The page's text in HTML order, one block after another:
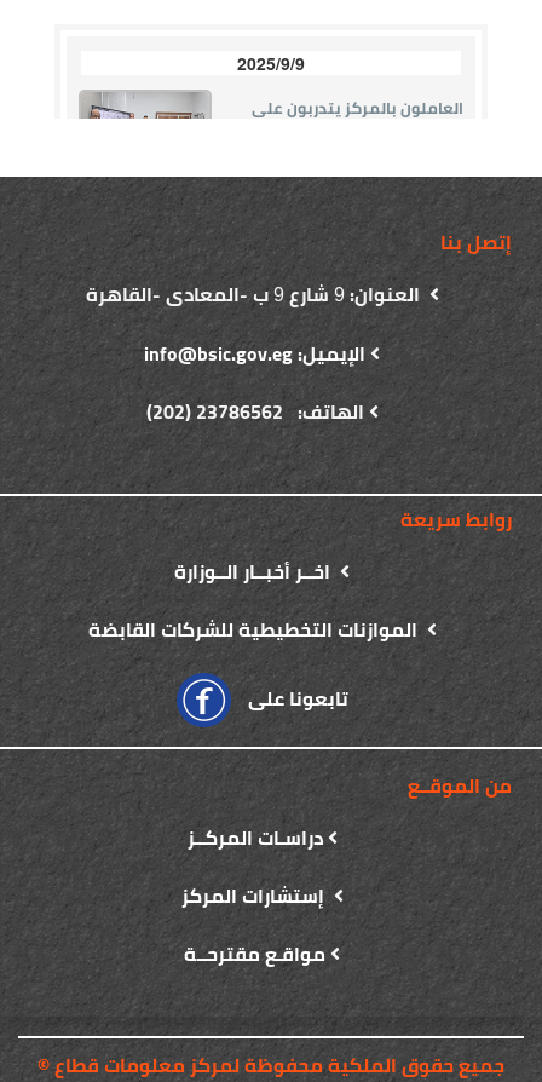
إتصل بنا
العنوان:9شارع9ب -المعادى -القاهرة
الإيميل: info@bsic.gov.eg
الهاتف: 23786562 (202)
روابط سريعة
اخــر أخبــار الــوزارة
الموازنات التخطيطية للشركات القابضة
تابعونا على
من الموقــع
دراسـات المركــز
إستشارات المركز
مواقـع مقترحــة
© جميع حقوق الملكية محفوظة لمركز معلومات قطاع